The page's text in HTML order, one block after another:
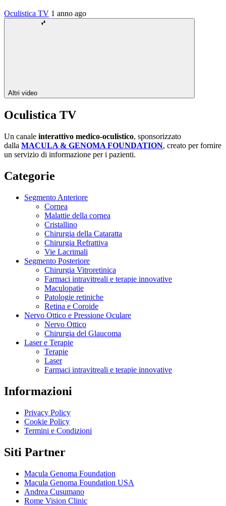
Oculistica TV 1 anno ago
Altri video
Oculistica TV
Un canale interattivo medico-oculistico, sponsorizzato
dalla MACULA & GENOMA FOUNDATION, creato per fornire
un servizio di informazione per i pazienti.
Categorie
Segmento Anteriore
Cornea
Malattie della cornea
Cristallino
Chirurgia della Cataratta
Chirurgia Refrattiva
Vie Lacrimali
Segmento Posteriore
Chirurgia Vitroretinica
Farmaci intravitreali e terapie innovative
Maculopatie
Patologie retiniche
Retina e Coroide
Nervo Ottico e Pressione Oculare
Nervo Ottico
Chirurgia del Glaucoma
Laser e Terapie
Terapie
Laser
Farmaci intravitreali e terapie innovative
Informazioni
Privacy Policy
Cookie Policy
Termini e Condizioni
Siti Partner
Macula Genoma Foundation
Macula Genoma Foundation USA
Andrea Cusumano
Rome Vision Clinic